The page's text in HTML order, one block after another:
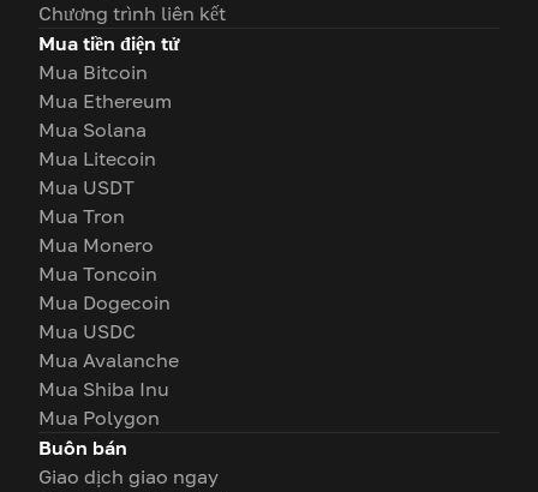
Chương trình liên kết
Mua tiền điện tử
Mua Bitcoin
Mua Ethereum
Mua Solana
Mua Litecoin
Mua USDT
Mua Tron
Mua Monero
Mua Toncoin
Mua Dogecoin
Mua USDC
Mua Avalanche
Mua Shiba Inu
Mua Polygon
Buôn bán
Giao dịch giao ngay